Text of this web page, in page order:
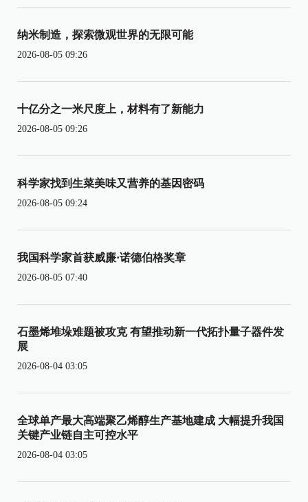
纳米制造，探索微观世界的无限可能
2026-08-05 09:26
十亿分之一米尺度上，材料有了新能力
2026-08-05 09:26
科学家找到生菜美味又营养的基因密码
2026-08-05 09:24
我国科学家首获威廉·诺德伯格奖章
2026-08-05 07:40
石墨烯堆垛难题被攻克 有望推动新一代拓扑量子器件发
展
2026-08-04 03:05
全球单产最大高端聚乙烯醇生产基地建成 大幅提升我国
关键产业链自主可控水平
2026-08-04 03:05